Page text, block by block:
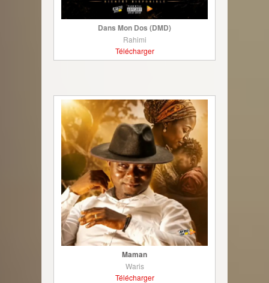
Dans Mon Dos (DMD)
Rahimi
Télécharger
Maman
Waris
Télécharger